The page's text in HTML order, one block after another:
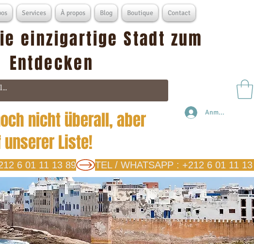
Services À propos Blog Boutique Contact
einzigartige Stadt zum
Entdecken
nicht überall, aber
Liste!
Anmelden